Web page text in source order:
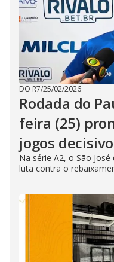
DO R7/25/02/2026
Rodada do
feira (25)
jogos
Na série A2, o São
luta contra o